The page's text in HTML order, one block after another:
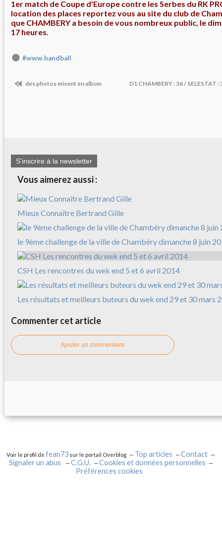
1er match de Coupe d'Europe contre les Serbes du RK
location des places reportez vous au site du club de
que CHAMBERY a besoin de vous nombreux public, le
17 heures.
#www.handball
des photos misent en album D1 CHAMBERY : 36 / SELESTAT
S'inscrire à la newsletter
Vous aimerez aussi :
Mieux Connaître Bertrand Gille
le 9ème challenge de la ville de Chambéry dimanche 8 juin
CSH Les rencontres du wek end 5 et 6 avril 2014
Les résultats et meilleurs buteurs du wek end 29 et 30 mars
Commenter cet article
Ajouter un commentaire
Voir le profil defean73 sur le portail Overblog Top articles
Contact
Signaler un abus
C.G.U.
Cookies et données personnelles
Préférences cookies